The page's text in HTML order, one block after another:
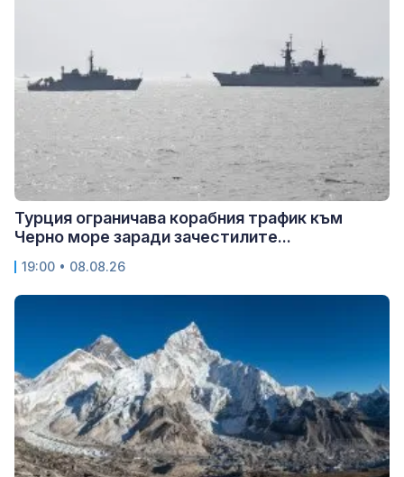
Турция ограничава корабния трафик към
Черно море заради зачестилите...
19:00 • 08.08.26